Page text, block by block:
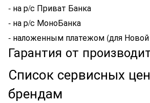
- на р/с Приват Банка
- на р/с МоноБанка
- наложенным платежом (для
Гарантия от
Список сервисных
брендам